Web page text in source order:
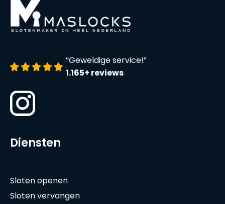
”Geweldige service!”
1.165+ reviews
Diensten
Sloten openen
Sloten vervangen